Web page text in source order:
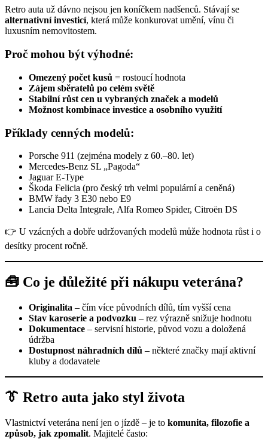
Retro auta už dávno nejsou jen koníčkem nadšenců. Stávají se
alternativní investicí, která může konkurovat umění, vínu či
luxusním nemovitostem.
Proč mohou být výhodné:
Omezený počet kusů = rostoucí hodnota
Zájem sběratelů po celém světě
Stabilní růst cen u vybraných značek a modelů
Možnost kombinace investice a osobního využití
Příklady cenných modelů:
Porsche 911 (zejména modely z 60.–80. let)
Mercedes-Benz SL „Pagoda“
Jaguar E-Type
Škoda Felicia (pro český trh velmi populární a ceněná)
BMW řady 3 E30 nebo E9
Lancia Delta Integrale, Alfa Romeo Spider, Citroën DS
👉 U vzácných a dobře udržovaných modelů může hodnota růst i o
desítky procent ročně.
🧰 Co je důležité při nákupu veterána?
Originalita – čím více původních dílů, tím vyšší cena
Stav karoserie a podvozku – rez výrazně snižuje hodnotu
Dokumentace – servisní historie, původ vozu a doložená
údržba
Dostupnost náhradních dílů – některé značky mají aktivní
kluby a dodavatele
👔 Retro auta jako styl života
Vlastnictví veterána není jen o jízdě – je to komunita, filozofie a
způsob, jak zpomalit. Majitelé často: